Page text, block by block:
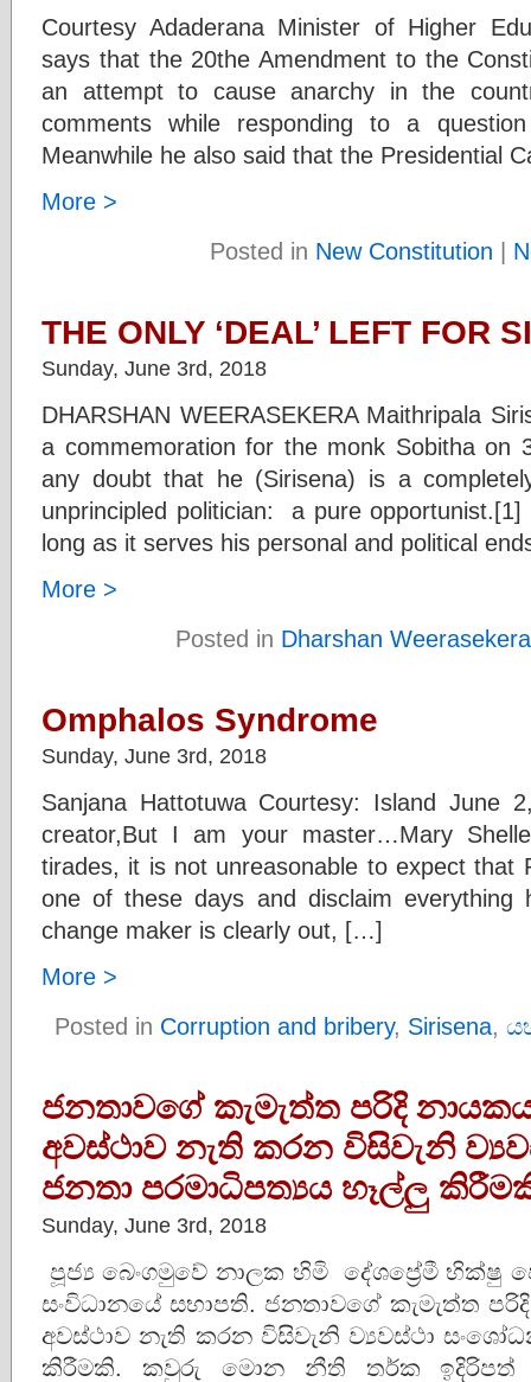
Courtesy Adaderana Minister of Higher
says that the 20the Amendment to the
an attempt to cause anarchy in the
comments while responding to a
Meanwhile he also said that the Presidential
More >
Posted in New Constitution |
THE ONLY ‘DEAL’ LEFT FOR
Sunday, June 3rd, 2018
DHARSHAN WEERASEKERA Maithripala
a commemoration for the monk Sobitha on
any doubt that he (Sirisena) is a
unprincipled politician: a pure
long as it serves his personal and political
More >
Posted in Dharshan Weerasekera
Omphalos Syndrome
Sunday, June 3rd, 2018
Sanjana Hattotuwa Courtesy: Island June
creator,But I am your master…Mary
tirades, it is not unreasonable to expect that
one of these days and disclaim
change maker is clearly out, […]
More >
Posted in Corruption and bribery, Sirisena,
ජනතාවගේ කැමැත්ත පරිදි
අවස්‌ථාව නැති කරන විසිවැනි
ජනතා පරමාධිපත්‍යය හෑල්ලු
Sunday, June 3rd, 2018
පූජ්‍ය බෙංගමුවේ නාලක හිමි දේශප්‍රේමී
සංවිධානයේ සභාපති. ජනතාවගේ කැමැත්ත
අවස්‌ථාව නැති කරන විසිවැනි ව්‍යවස්‌ථා
කිරීමකි. කවුරු මොන නීති තර්ක ඉදිරිපත්